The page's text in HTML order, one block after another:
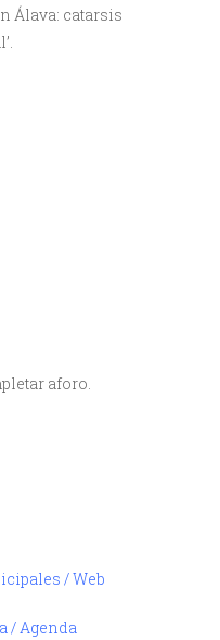
Álava: catarsis
aforo.
/ Web
/ Agenda